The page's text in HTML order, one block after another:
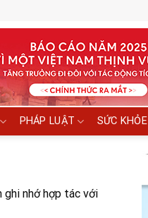
PHÁP LUẬT SỨC KHỎE
ghi nhớ hợp tác với